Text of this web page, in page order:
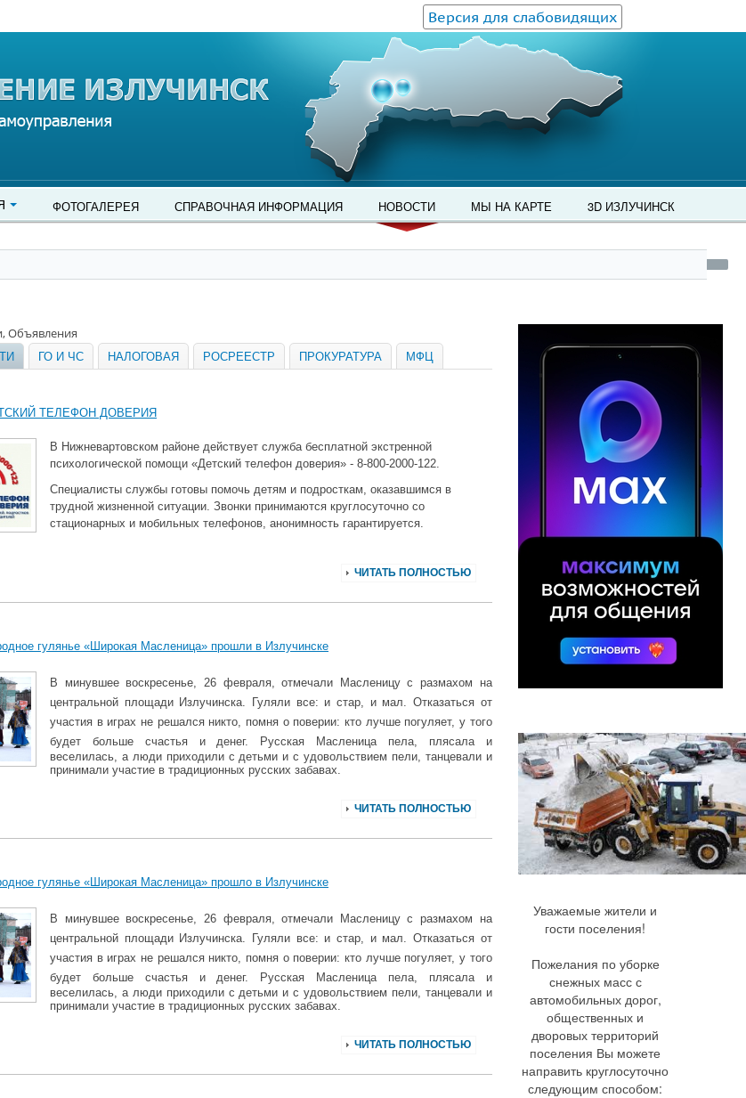
Версия для слабовидящих
ФОТОГАЛЕРЕЯ СПРАВОЧНАЯ ИНФОРМАЦИЯ НОВОСТИ МЫ НА КАРТЕ 3D ИЗЛУЧИНСК
Объявления
ГО И ЧС НАЛОГОВАЯ РОСРЕЕСТР ПРОКУРАТУРА МФЦ
ТЕЛЕФОН ДОВЕРИЯ
В Нижневартовском районе действует служба бесплатной экстренной
психологической помощи «Детский телефон доверия» - 8-800-2000-122.
Специалисты службы готовы помочь детям и подросткам, оказавшимся в
трудной жизненной ситуации. Звонки принимаются круглосуточно со
стационарных и мобильных телефонов, анонимность гарантируется.
ЧИТАТЬ ПОЛНОСТЬЮ
гулянье «Широкая Масленица» прошли в Излучинске
В минувшее воскресенье, 26 февраля, отмечали Масленицу с размахом на
центральной площади Излучинска. Гуляли все: и стар, и мал. Отказаться от
участия в играх не решался никто, помня о поверии: кто лучше погуляет, у того
будет больше счастья и денег.
Русская Масленица пела, плясала и
веселилась, а люди приходили с детьми и с удовольствием пели, танцевали и
принимали участие в традиционных русских забавах.
ЧИТАТЬ ПОЛНОСТЬЮ
гулянье «Широкая Масленица» прошло в Излучинске
В минувшее воскресенье, 26 февраля, отмечали Масленицу с размахом на
центральной площади Излучинска. Гуляли все: и стар, и мал. Отказаться от
участия в играх не решался никто, помня о поверии: кто лучше погуляет, у того
будет больше счастья и денег.
Русская Масленица пела, плясала и
веселилась, а люди приходили с детьми и с удовольствием пели, танцевали и
принимали участие в традиционных русских забавах.
ЧИТАТЬ ПОЛНОСТЬЮ
Уважаемые жители и
гости поселения!
Пожелания по уборке
снежных масс с
автомобильных дорог,
общественных и
дворовых территорий
поселения Вы можете
направить круглосуточно
следующим способом: